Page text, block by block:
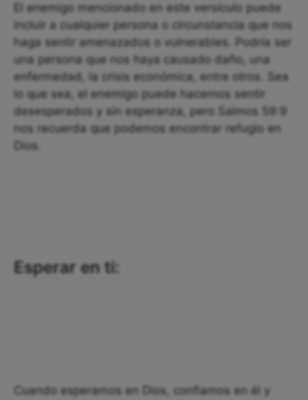
El enemigo mencionado en este versículo puede
incluir a cualquier persona o circunstancia que nos
haga sentir amenazados o vulnerables. Podría ser
una persona que nos haya causado daño, una
enfermedad, la crisis económica, entre otros. Sea
lo que sea, el enemigo puede hacernos sentir
desesperados y sin esperanza, pero Salmos 59:9
nos recuerda que podemos encontrar refugio en
Dios.
Esperar en ti:
Cuando esperamos en Dios, confiamos en él y